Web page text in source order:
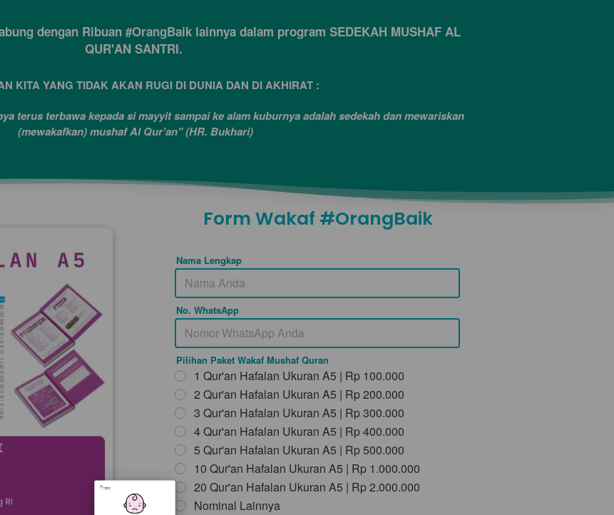
dengan Ribuan #OrangBaik lainnya dalam program SEDEKAH MUSHAF AL
QUR'AN SANTRI.
KITA YANG TIDAK AKAN RUGI DI DUNIA DAN DI AKHIRAT :
terus terbawa kepada si mayyit sampai ke alam kuburnya adalah sedekah dan mewariskan
(mewakafkan) mushaf Al Qur’an" (HR. Bukhari)
Form Wakaf #OrangBaik
Nama Lengkap
No. WhatsApp
Pilihan Paket Wakaf Mushaf Quran
1 Qur'an Hafalan Ukuran A5 | Rp 100.000
2 Qur'an Hafalan Ukuran A5 | Rp 200.000
3 Qur'an Hafalan Ukuran A5 | Rp 300.000
4 Qur'an Hafalan Ukuran A5 | Rp 400.000
5 Qur'an Hafalan Ukuran A5 | Rp 500.000
10 Qur'an Hafalan Ukuran A5 | Rp 1.000.000
20 Qur'an Hafalan Ukuran A5 | Rp 2.000.000
Nominal Lainnya
Error